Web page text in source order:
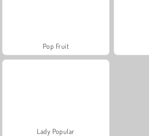
Pop Fruit
Lady Popular